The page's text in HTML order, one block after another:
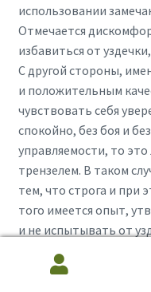
использовании
Отмечается
избавиться от
С другой стороны,
и положительным
чувствовать себя
спокойно, без боя и
управляемости, то
трензелем. В таком
тем, что строга и при
того имеется опыт,
и не испытывать от
дополнительного
использовании
Search